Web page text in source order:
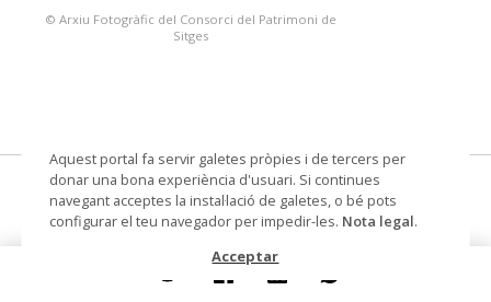
© Arxiu Fotogràfic del Consorci del Patrimoni de
Sitges
moneda
Datació Tercer quart segle XIX
Aquest portal fa servir galetes pròpies i de tercers per
donar una bona experiència d'usuari. Si continues
navegant acceptes la instal·lació de galetes, o bé pots
configurar el teu navegador per impedir-les. Nota legal.
Acceptar